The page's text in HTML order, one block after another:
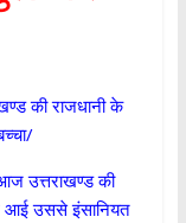
की राजधानी के
उत्तराखण्ड की
आई उससे इंसानियत